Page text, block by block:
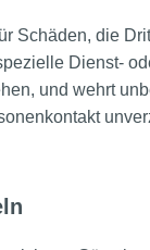
Schäden, die
Dienst-
und wehrt